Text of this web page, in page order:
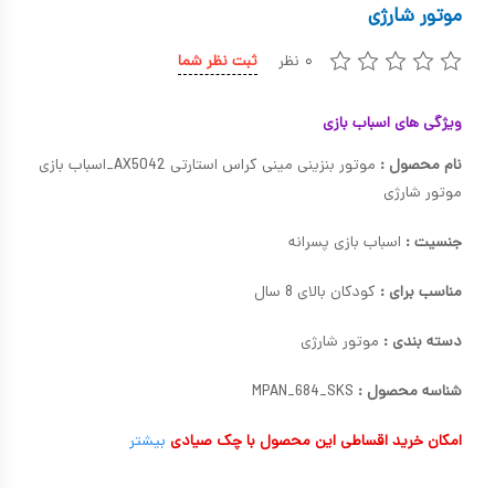
اسباب بازی علمی
اسباب بازی لوازم خانگی
موتور شارژی
۰ نظر ثبت نظر شما
ویژگی های اسباب بازی
نام محصول :
موتور بنزینی مینی کراس استارتی AX5042_اسباب بازی
موتور شارژی
جنسیت : اسباب بازی پسرانه
مناسب برای : کودکان بالای 8 سال
دسته بندی : موتور شارژی
شناسه محصول : MPAN_684_SKS
امکان خرید اقساطی این محصول با چک صیادی بیشتر